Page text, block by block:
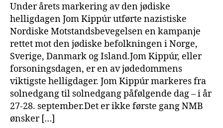
Under årets markering av den jødiske
helligdagen Jom Kippúr utførte nazistiske
Nordiske Motstandsbevegelsen en kampanje
rettet mot den jødiske befolkningen i Norge,
Sverige, Danmark og Island.Jom Kippúr, eller
forsoningsdagen, er en av jødedommens
viktigste helligdager. Jom Kippúr markeres fra
solnedgang til solnedgang påfølgende dag – i år
27-28. september.Det er ikke første gang NMB
ønsker […]